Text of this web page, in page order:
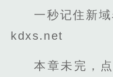
一秒记住新
kdxs.net
本章未完，